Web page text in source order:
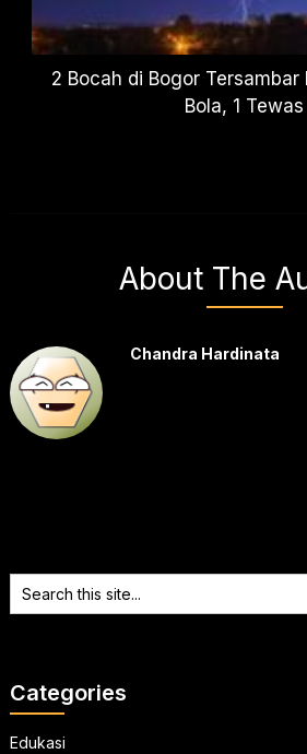
2 Bocah di Bogor Tersambar
Bola, 1 Tewas
About The
Chandra Hardinata
Categories
Edukasi